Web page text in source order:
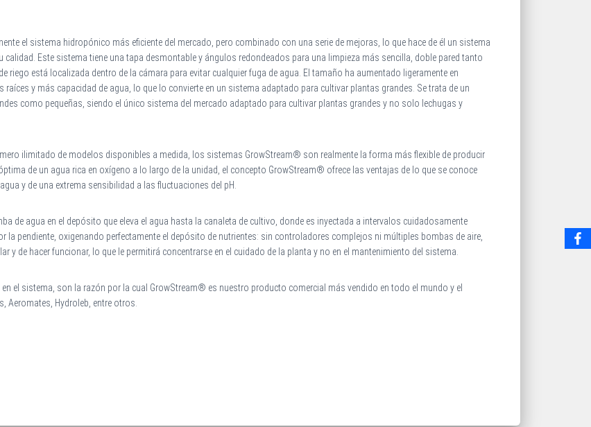
el sistema hidropónico más eficiente del mercado, pero combinado con una serie de mejoras, lo que hace de él un sistema
Este sistema tiene una tapa desmontable y ángulos redondeados para una limpieza más sencilla, doble pared tanto
riego está localizada dentro de la cámara para evitar cualquier fuga de agua. El tamaño ha aumentado ligeramente en
y más capacidad de agua, lo que lo convierte en un sistema adaptado para cultivar plantas grandes. Se trata de un
como pequeñas, siendo el único sistema del mercado adaptado para cultivar plantas grandes y no solo lechugas y
ilimitado de modelos disponibles a medida, los sistemas GrowStream® son realmente la forma más flexible de producir
de un agua rica en oxígeno a lo largo de la unidad, el concepto GrowStream® ofrece las ventajas de lo que se conoce
y de una extrema sensibilidad a las fluctuaciones del pH.
de agua en el depósito que eleva el agua hasta la canaleta de cultivo, donde es inyectada a intervalos cuidadosamente
la pendiente, oxigenando perfectamente el depósito de nutrientes: sin controladores complejos ni múltiples bombas de aire,
de hacer funcionar, lo que le permitirá concentrarse en el cuidado de la planta y no en el mantenimiento del sistema.
el sistema, son la razón por la cual GrowStream® es nuestro producto comercial más vendido en todo el mundo y el
Aeromates, Hydroleb, entre otros.